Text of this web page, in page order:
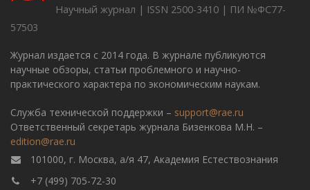
Научный журнал | ISSN 2500-3410 | ПИ №ФС77-
57503
Журнал издается с 2014 года. В журнале публикуются
научные обзоры, статьи проблемного и научно-
практического характера по экономическим наукам.
Служба технической поддержки – support@rae.ru
Ответственный секретарь журнала Бизенкова М.Н. –
edition@rae.ru
101000, г. Москва, а/я 47, Академия Естествознания
+7 (499) 705-72-30